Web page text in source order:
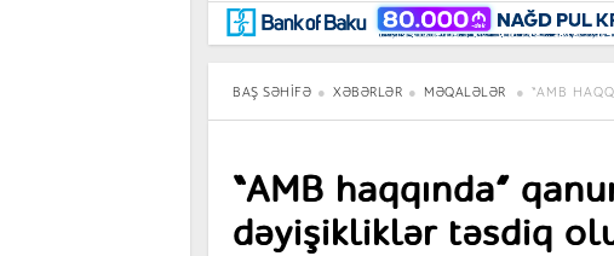
Maraqlı
BancoTV
Müsahibə
BAŞ SƏHIFƏ XƏBƏRLƏR MƏQALƏLƏR “AMB
“AMB haqqında”
dəyişikliklər təsdiq